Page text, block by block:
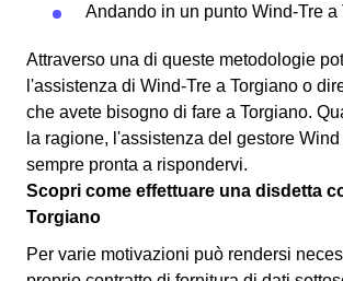
Andando in un punto Wind-Tre a
Attraverso una di queste metodologie
l'assistenza di Wind-Tre a Torgiano o
che avete bisogno di fare a Torgiano.
la ragione, l'assistenza del gestore Wind
sempre pronta a rispondervi.
Scopri come effettuare una disdetta
Torgiano
Per varie motivazioni può rendersi